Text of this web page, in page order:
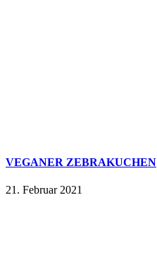
VEGANER ZEBRAKUCHEN
21. Februar 2021